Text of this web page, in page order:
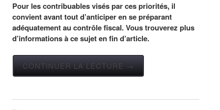
Pour les contribuables visés par ces priorités, il
convient avant tout d’anticiper en se préparant
adéquatement au contrôle fiscal. Vous trouverez plus
d’informations à ce sujet en fin d’article.
CONTINUER LA LECTURE →